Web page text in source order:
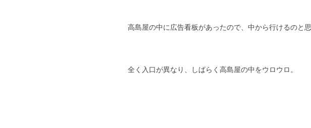
高島屋の中に広告看板があったので、中から行けるのと
全く入口が異なり、しばらく高島屋の中をウロウロ。